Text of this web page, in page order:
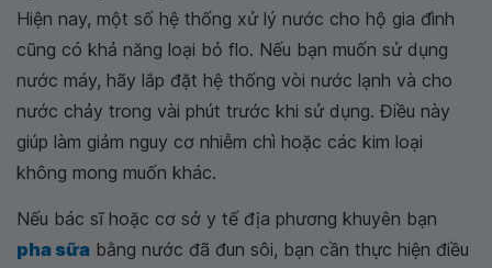
Hiện nay, một số hệ thống xử lý nước cho hộ gia đình
cũng có khả năng loại bỏ flo. Nếu bạn muốn sử dụng
nước máy, hãy lắp đặt hệ thống vòi nước lạnh và cho
nước chảy trong vài phút trước khi sử dụng. Điều này
giúp làm giảm nguy cơ nhiễm chì hoặc các kim loại
không mong muốn khác.
Nếu bác sĩ hoặc cơ sở y tế địa phương khuyên bạn
pha sữa bằng nước đã đun sôi, bạn cần thực hiện điều